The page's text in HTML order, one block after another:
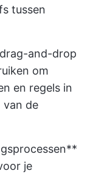
tussen
and-drop
om
en regels in
van de
je